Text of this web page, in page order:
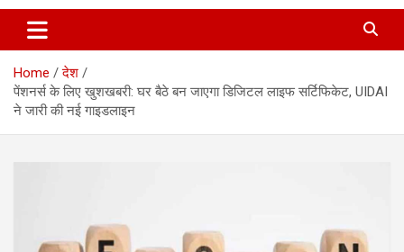
Home
देश
पेंशनर्स के लिए खुशखबरी: घर बैठे बन जाएगा डिजिटल लाइफ सर्टिफिकेट, UIDAI
ने जारी की नई गाइडलाइन